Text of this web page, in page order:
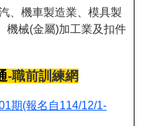
、機車製造業、模具製
機械(金屬)加工業及扣件
-職前訓練網
期(報名自114/12/1-